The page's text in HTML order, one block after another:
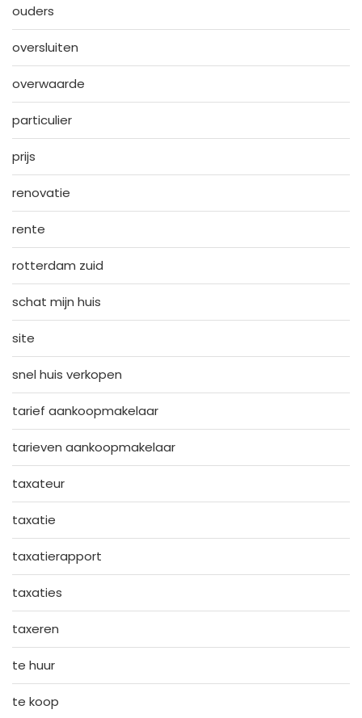
ouders
oversluiten
overwaarde
particulier
prijs
renovatie
rente
rotterdam zuid
schat mijn huis
site
snel huis verkopen
tarief aankoopmakelaar
tarieven aankoopmakelaar
taxateur
taxatie
taxatierapport
taxaties
taxeren
te huur
te koop